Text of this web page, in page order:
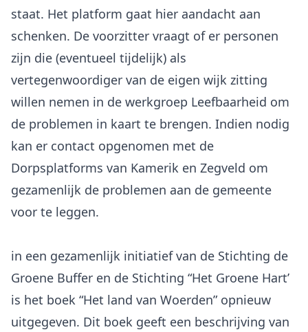
staat. Het platform gaat hier aandacht aan
schenken. De voorzitter vraagt of er personen
zijn die (eventueel tijdelijk) als
vertegenwoordiger van de eigen wijk zitting
willen nemen in de werkgroep Leefbaarheid om
de problemen in kaart te brengen. Indien nodig
kan er contact opgenomen met de
Dorpsplatforms van Kamerik en Zegveld om
gezamenlijk de problemen aan de gemeente
voor te leggen.
in een gezamenlijk initiatief van de Stichting de
Groene Buffer en de Stichting “Het Groene Hart’
is het boek “Het land van Woerden” opnieuw
uitgegeven. Dit boek geeft een beschrijving van